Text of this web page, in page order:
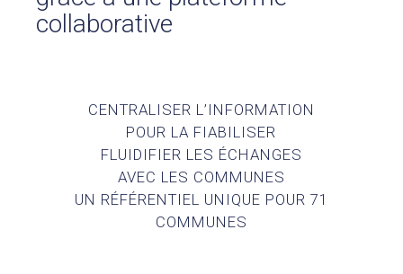
L’entreprise
Demander une démo
Plateforme de test
ESPACE CLIENTS
collaborative
CENTRALISER L’INFORMATION
POUR LA FIABILISER
FLUIDIFIER LES ÉCHANGES
AVEC LES COMMUNES
UN RÉFÉRENTIEL UNIQUE POUR 71
COMMUNES